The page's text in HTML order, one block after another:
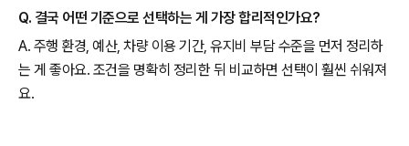
Q. 결국 어떤 기준으로 선택하는 게 가장 합리적인가요?
A. 주행 환경, 예산, 차량 이용 기간, 유지비 부담 수준을 먼저 정리하
는 게 좋아요. 조건을 명확히 정리한 뒤 비교하면 선택이 훨씬 쉬워져
요.